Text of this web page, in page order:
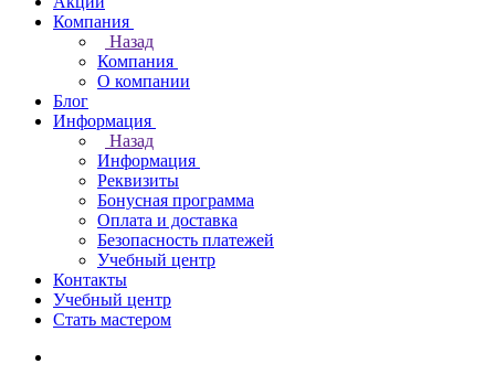
Компания
Назад
Компания
О компании
Блог
Информация
Назад
Информация
Реквизиты
Бонусная программа
Оплата и доставка
Безопасность платежей
Учебный центр
Контакты
Учебный центр
Стать мастером